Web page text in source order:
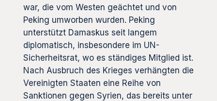
war, die vom Westen geächtet und von
Peking umworben wurden. Peking
unterstützt Damaskus seit langem
diplomatisch, insbesondere im UN-
Sicherheitsrat, wo es ständiges Mitglied ist.
Nach Ausbruch des Krieges verhängten die
Vereinigten Staaten eine Reihe von
Sanktionen gegen Syrien, das bereits unter